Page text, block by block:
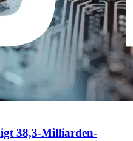
38,3-Milliarden-